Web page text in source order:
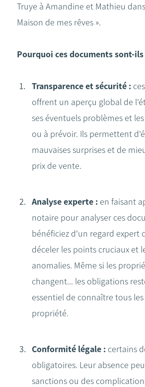
Truye à Amandine et Mathieu
Maison de mes rêves ».
Pourquoi ces documents sont-
Transparence et sécurité :
offrent un aperçu global de
ses éventuels problèmes et
ou à prévoir. Ils permettent
mauvaises surprises et de
prix de vente.
Analyse experte : en faisant
notaire pour analyser ces
bénéficiez d'un regard expert
déceler les points cruciaux et
anomalies. Même si les
changent... les obligations
essentiel de connaître tous
propriété.
Conformité légale : certains
obligatoires. Leur absence
sanctions ou des